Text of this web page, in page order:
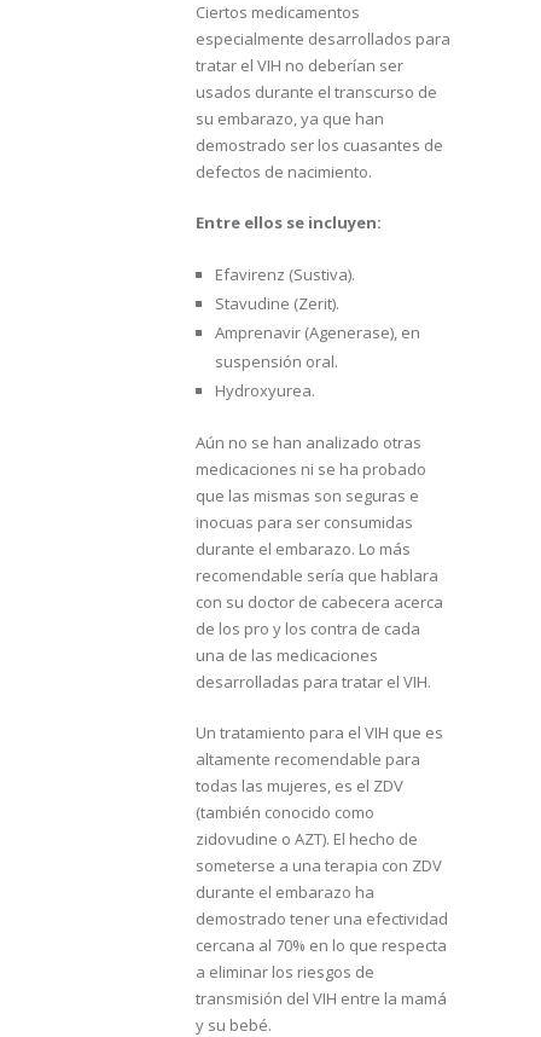
Ciertos medicamentos
especialmente desarrollados para
tratar el VIH no deberían ser
usados durante el transcurso de
su embarazo, ya que han
demostrado ser los cuasantes de
defectos de nacimiento.
Entre ellos se incluyen:
Efavirenz (Sustiva).
Stavudine (Zerit).
Amprenavir (Agenerase), en
suspensión oral.
Hydroxyurea.
Aún no se han analizado otras
medicaciones ni se ha probado
que las mismas son seguras e
inocuas para ser consumidas
durante el embarazo. Lo más
recomendable sería que hablara
con su doctor de cabecera acerca
de los pro y los contra de cada
una de las medicaciones
desarrolladas para tratar el VIH.
Un tratamiento para el VIH que es
altamente recomendable para
todas las mujeres, es el ZDV
(también conocido como
zidovudine o AZT). El hecho de
someterse a una terapia con ZDV
durante el embarazo ha
demostrado tener una efectividad
cercana al 70% en lo que respecta
a eliminar los riesgos de
transmisión del VIH entre la mamá
y su bebé.